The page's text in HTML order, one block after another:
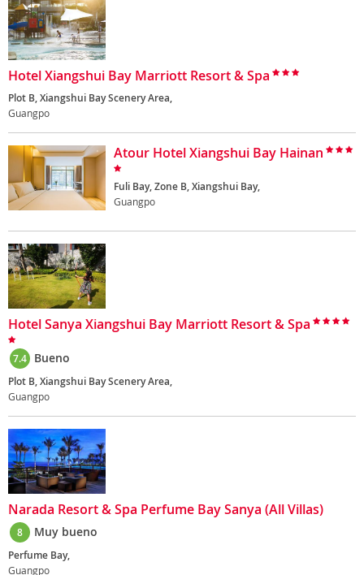
Hotel Xiangshui Bay Marriott Resort & Spa
Plot B, Xiangshui Bay Scenery Area,
Guangpo
Atour Hotel Xiangshui Bay Hainan
Fuli Bay, Zone B, Xiangshui Bay,
Guangpo
Hotel Sanya Xiangshui Bay Marriott Resort & Spa
7.4 Bueno
Plot B, Xiangshui Bay Scenery Area,
Guangpo
Narada Resort & Spa Perfume Bay Sanya (All Villas)
8 Muy bueno
Perfume Bay,
Guangpo